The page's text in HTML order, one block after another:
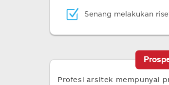
Senang melakukan
Profesi arsitek mempunyai